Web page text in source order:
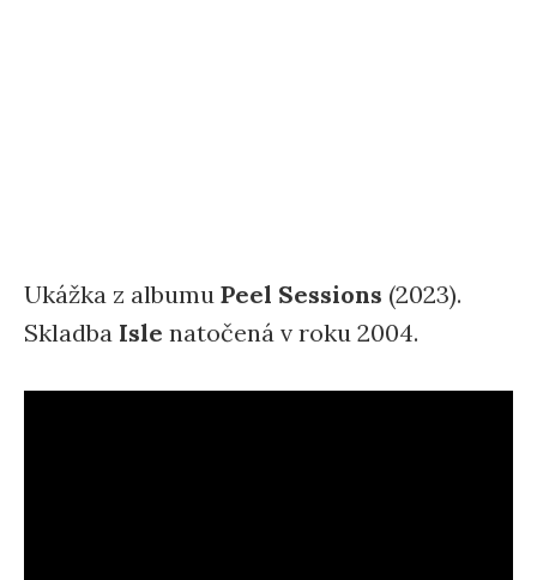
Ukážka z albumu Peel Sessions (2023).
Skladba Isle natočená v roku 2004.